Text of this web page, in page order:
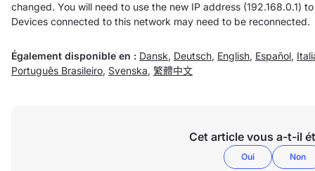
changed. You will need to use the new IP address (192.168.0.1)
Devices connected to this network may need to be reconnected.
Également disponible en : Dansk, Deutsch, English, Español,
Português Brasileiro, Svenska, 繁體中文
Cet article vous a-t-il
Oui Non